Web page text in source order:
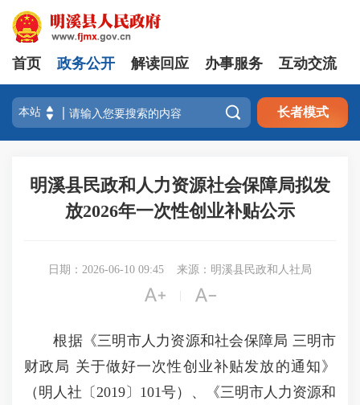
首页 政务公开 解读回应 办事服务 互动交流
 长者模式
明溪县民政和人力资源社会保障局拟发
放2026年一次性创业补贴公示
日期：2026-06-10 09:45 来源：明溪县民政和人社局
 
根据《三明市人力资源和社会保障局 三明市
财政局 关于做好一次性创业补贴发放的通知》
（明人社〔2019〕101号）、《三明市人力资源和